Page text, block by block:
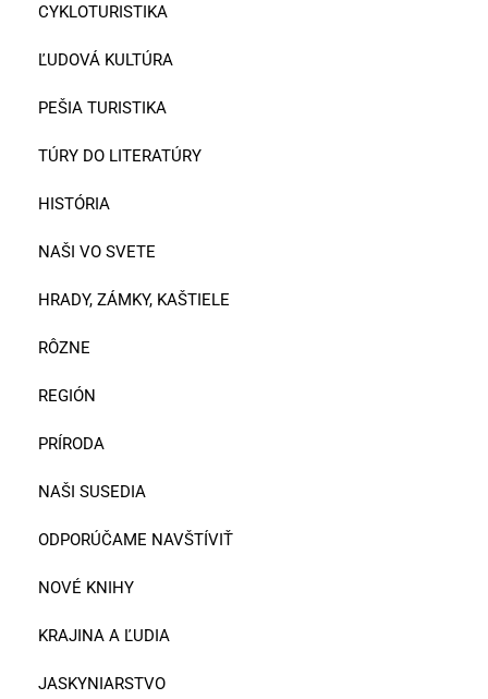
CYKLOTURISTIKA
ĽUDOVÁ KULTÚRA
PEŠIA TURISTIKA
TÚRY DO LITERATÚRY
HISTÓRIA
NAŠI VO SVETE
HRADY, ZÁMKY, KAŠTIELE
RÔZNE
REGIÓN
PRÍRODA
NAŠI SUSEDIA
ODPORÚČAME NAVŠTÍVIŤ
NOVÉ KNIHY
KRAJINA A ĽUDIA
JASKYNIARSTVO